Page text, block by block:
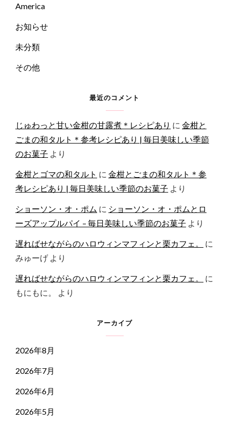
America
お知らせ
未分類
その他
最近のコメント
じゅわっと甘い金柑の甘露煮＊レシピあり に 金柑と
ごまの和タルト＊参考レシピあり | 毎日美味しい季節
のお菓子 より
金柑とゴマの和タルト に 金柑とごまの和タルト＊参
考レシピあり | 毎日美味しい季節のお菓子 より
ショーソン・オ・ポム に ショーソン・オ・ポムとロ
ーズアップルパイ – 毎日美味しい季節のお菓子 より
遅ればせながらのハロウィンマフィンと栗カフェ。
に
みゅーげ より
遅ればせながらのハロウィンマフィンと栗カフェ。
に
もにもに。
より
アーカイブ
2026年8月
2026年7月
2026年6月
2026年5月